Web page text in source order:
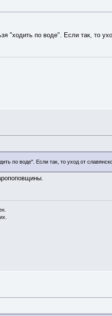
"ходить по воде". Если так, то
по воде". Если так, то уход от